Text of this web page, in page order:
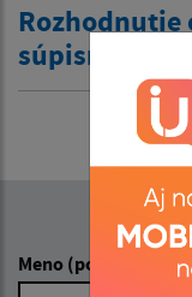
Rozhodnutie
súpisného a
Meno (povinné)